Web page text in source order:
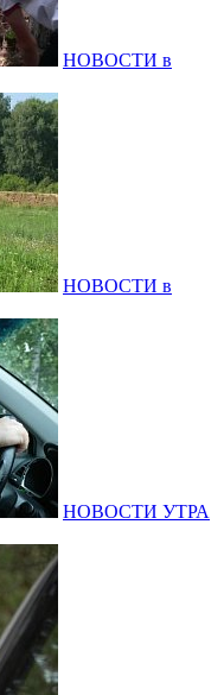
НОВОСТИ в
НОВОСТИ в
НОВОСТИ УТРА